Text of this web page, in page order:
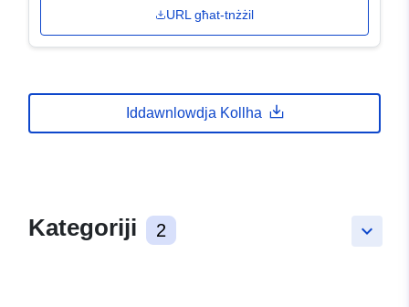
URL għat-tnżżil
Iddawnlowdja Kollha
keyboard_arrow_down
Kategoriji 2